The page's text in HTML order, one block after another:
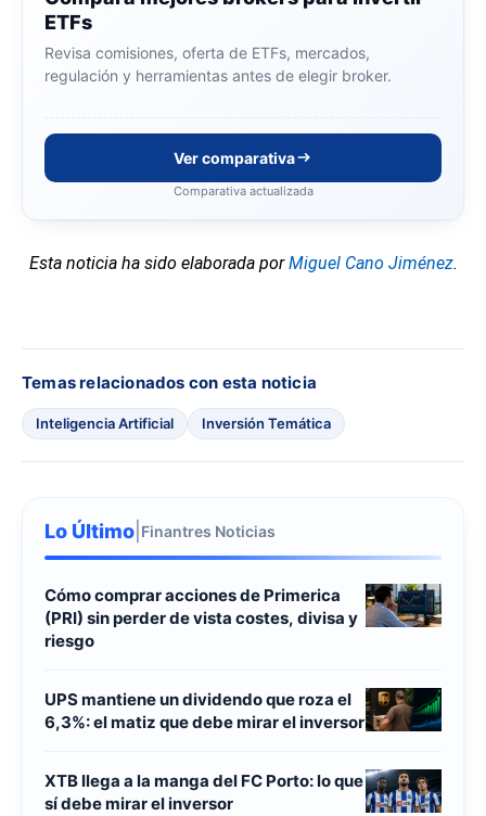
ETFs
Revisa comisiones, oferta de ETFs, mercados,
regulación y herramientas antes de elegir broker.
Ver comparativa
Comparativa actualizada
Esta noticia ha sido elaborada porMiguel Cano Jiménez.
Temas relacionados con esta noticia
Inteligencia Artificial Inversión Temática
Lo Último Finantres Noticias
Cómo comprar acciones de Primerica
(PRI) sin perder de vista costes, divisa y
riesgo
UPS mantiene un dividendo que roza el
6,3%: el matiz que debe mirar el inversor
XTB llega a la manga del FC Porto: lo que
sí debe mirar el inversor